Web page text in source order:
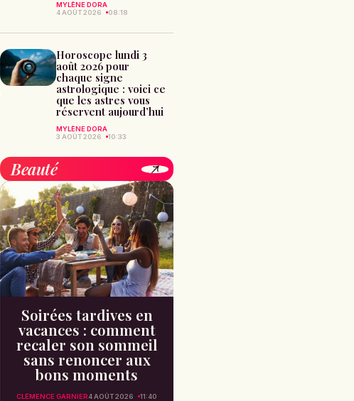
MYLÈNE DORA
4 AOÛT 2026
08:18
Horoscope lundi 3
août 2026 pour
chaque signe
astrologique : voici ce
que les astres vous
réservent aujourd’hui
MYLÈNE DORA
3 AOÛT 2026
10:33
Beauté
Soirées tardives en
vacances : comment
recaler son sommeil
sans renoncer aux
bons moments
CLÉMENCE GARNIER4 AOÛT 2026 11:40